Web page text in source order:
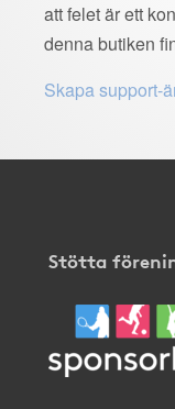
att felet är ett
denna butiken
Skapa support-
Stötta